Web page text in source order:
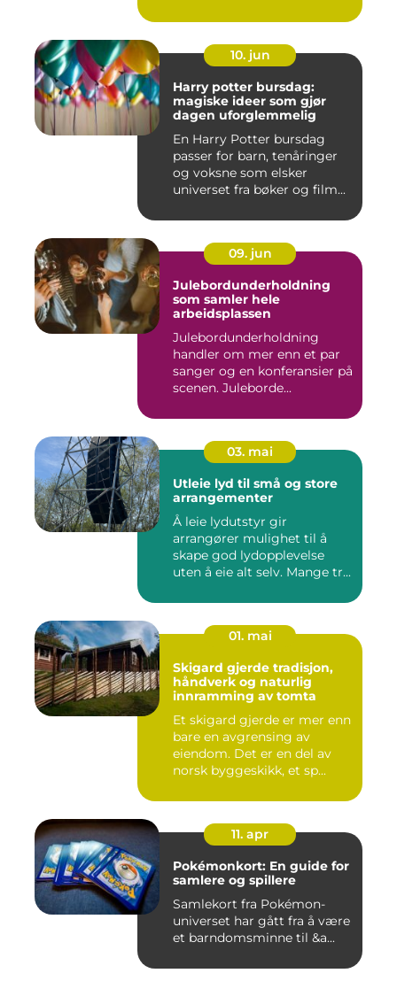
10. jun
Harry potter bursdag:
magiske ideer som gjør
dagen uforglemmelig
En Harry Potter bursdag
passer for barn, tenåringer
og voksne som elsker
universet fra bøker og film...
09. jun
Julebordunderholdning
som samler hele
arbeidsplassen
Julebordunderholdning
handler om mer enn et par
sanger og en konferansier på
scenen. Juleborde...
03. mai
Utleie lyd til små og store
arrangementer
Å leie lydutstyr gir
arrangører mulighet til å
skape god lydopplevelse
uten å eie alt selv. Mange tr...
01. mai
Skigard gjerde tradisjon,
håndverk og naturlig
innramming av tomta
Et skigard gjerde er mer enn
bare en avgrensing av
eiendom. Det er en del av
norsk byggeskikk, et sp...
11. apr
Pokémonkort: En guide for
samlere og spillere
Samlekort fra Pokémon-
universet har gått fra å være
et barndomsminne til &a...